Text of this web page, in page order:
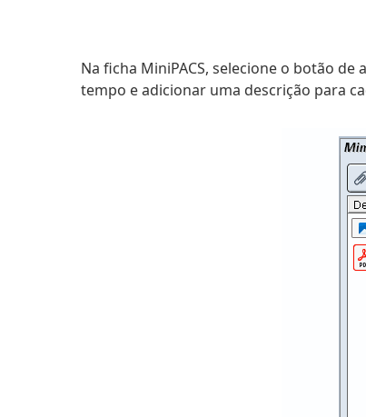
Na ficha MiniPACS, selecione o botão
tempo e adicionar uma descrição para